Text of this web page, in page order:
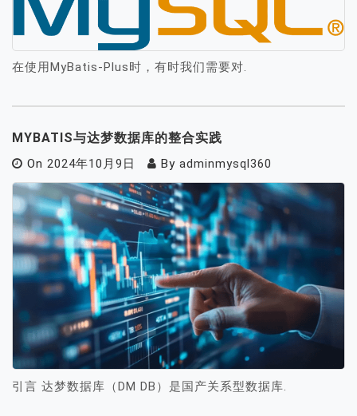
在使用MyBatis-Plus时，有时我们需要对.
MYBATIS与达梦数据库的整合实践
On 2024年10月9日 By adminmysql360
引言 达梦数据库（DM DB）是国产关系型数据库.